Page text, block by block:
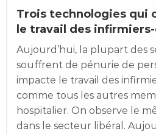
Trois technologies qui
le travail des
Aujourd’hui, la plupart des
souffrent de pénurie de
impacte le travail des
comme tous les autres
hospitalier. On observe le
dans le secteur libéral.